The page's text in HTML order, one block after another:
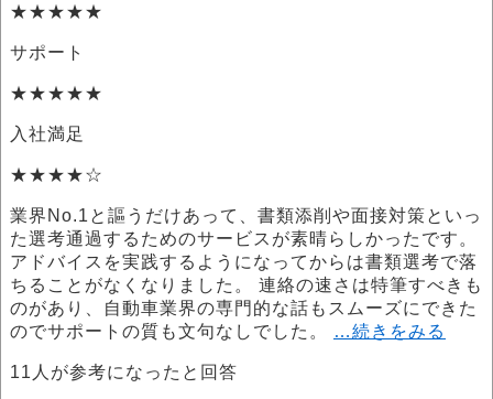
★★★★★
サポート
★★★★★
入社満足
★★★★☆
業界No.1と謳うだけあって、書類添削や面接対策といっ
た選考通過するためのサービスが素晴らしかったです。
アドバイスを実践するようになってからは書類選考で落
ちることがなくなりました。 連絡の速さは特筆すべきも
のがあり、自動車業界の専門的な話もスムーズにできた
のでサポートの質も文句なしでした。
…続きをみる
11 人が参考になったと回答